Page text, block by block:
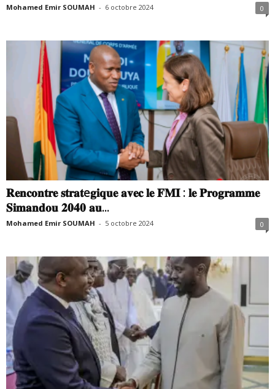
Mohamed Emir SOUMAH - 6 octobre 2024 0
𝐑𝐞𝐧𝐜𝐨𝐧𝐭𝐫𝐞 𝐬𝐭𝐫𝐚𝐭e𝐠𝐢𝐪𝐮𝐞 𝐚𝐯𝐞𝐜 𝐥𝐞 𝐅𝐌𝐈 : 𝐥𝐞 𝐏𝐫𝐨𝐠𝐫𝐚𝐦𝐦𝐞
𝐒𝐢𝐦𝐚𝐧𝐝𝐨𝐮 𝟐𝟎𝟒𝟎 𝐚𝐮...
Mohamed Emir SOUMAH - 5 octobre 2024 0